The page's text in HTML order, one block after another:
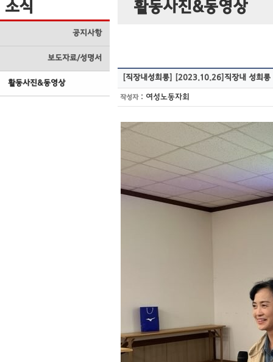
소식
공지사항
보도자료/성명서
활동사진&동영상
활동사진&동영상
[직장내성희롱] [2023.10.26]직장내 성희롱
작성자: 여성노동자회